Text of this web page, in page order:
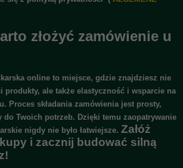
złożyć zamówienie u
online to miejsce, gdzie znajdziesz nie
produkty, ale także elastyczność i wsparcie na
Proces składania zamówienia jest prosty,
Twoich potrzeb. Dzięki temu zaopatrywanie
nigdy nie było łatwiejsze. Załóż
i zacznij budować silną